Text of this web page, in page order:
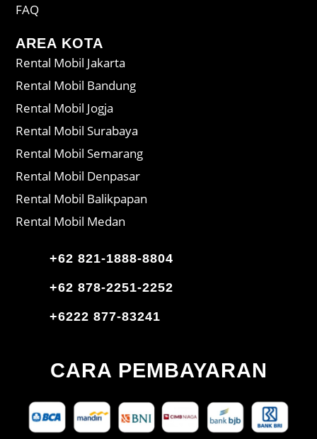
FAQ
AREA KOTA
Rental Mobil Jakarta
Rental Mobil Bandung
Rental Mobil Jogja
Rental Mobil Surabaya
Rental Mobil Semarang
Rental Mobil Denpasar
Rental Mobil Balikpapan
Rental Mobil Medan
+62 821-1888-8804
+62 878-2251-2252
+6222 877-83241
CARA PEMBAYARAN